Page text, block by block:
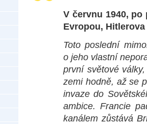
V červnu 1940,
Evropou,
Toto poslední
o jeho vlastní
první světové
zemi hodně, až se
invaze do
ambice. Francie
kanálem zůstává